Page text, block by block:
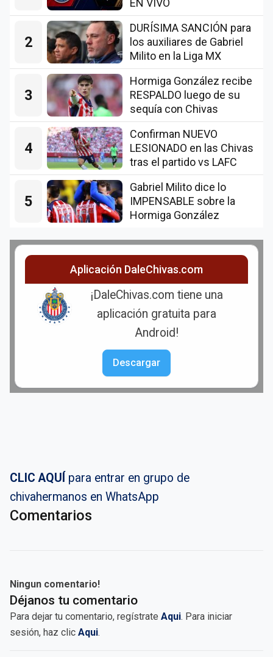
EN VIVO
2
DURÍSIMA SANCIÓN para
los auxiliares de Gabriel
Milito en la Liga MX
3
Hormiga González recibe
RESPALDO luego de su
sequía con Chivas
4
Confirman NUEVO
LESIONADO en las Chivas
tras el partido vs LAFC
5
Gabriel Milito dice lo
IMPENSABLE sobre la
Hormiga González
Aplicación DaleChivas.com
¡DaleChivas.com tiene una
aplicación gratuita para
Android!
Descargar
CLIC AQUÍ para entrar en grupo de
chivahermanos en WhatsApp
Comentarios
Ningun comentario!
Déjanos tu comentario
Para dejar tu comentario, regístrate Aqui. Para iniciar
sesión, haz clic Aqui.